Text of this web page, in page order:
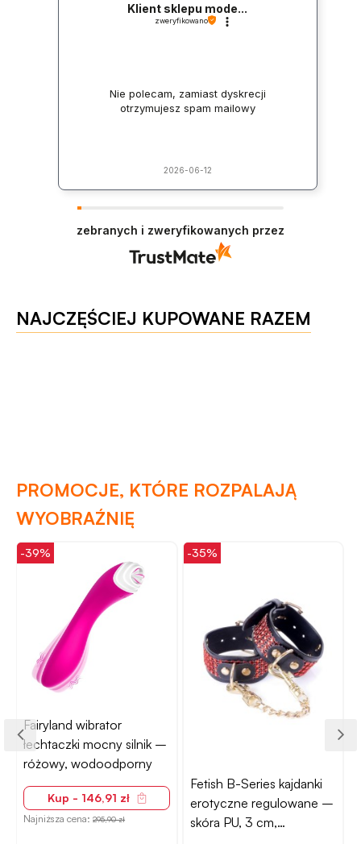
Klient sklepu mode...
zweryfikowano
Nie polecam, zamiast dyskrecji
otrzymujesz spam mailowy
2026-06-12
zebranych i zweryfikowanych przez
NAJCZĘŚCIEJ KUPOWANE RAZEM
PROMOCJE, KTÓRE ROZPALAJĄ
WYOBRAŹNIĘ
-39%
Fairyland wibrator
łechtaczki mocny silnik –
różowy, wodoodporny
Kup - 146,91 zł
Najniższa cena:295,90 zł
-35%
Fetish B-Series kajdanki
erotyczne regulowane –
skóra PU, 3 cm,